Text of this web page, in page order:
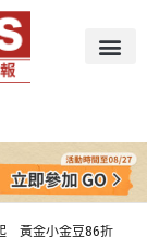
黃金小金豆86折